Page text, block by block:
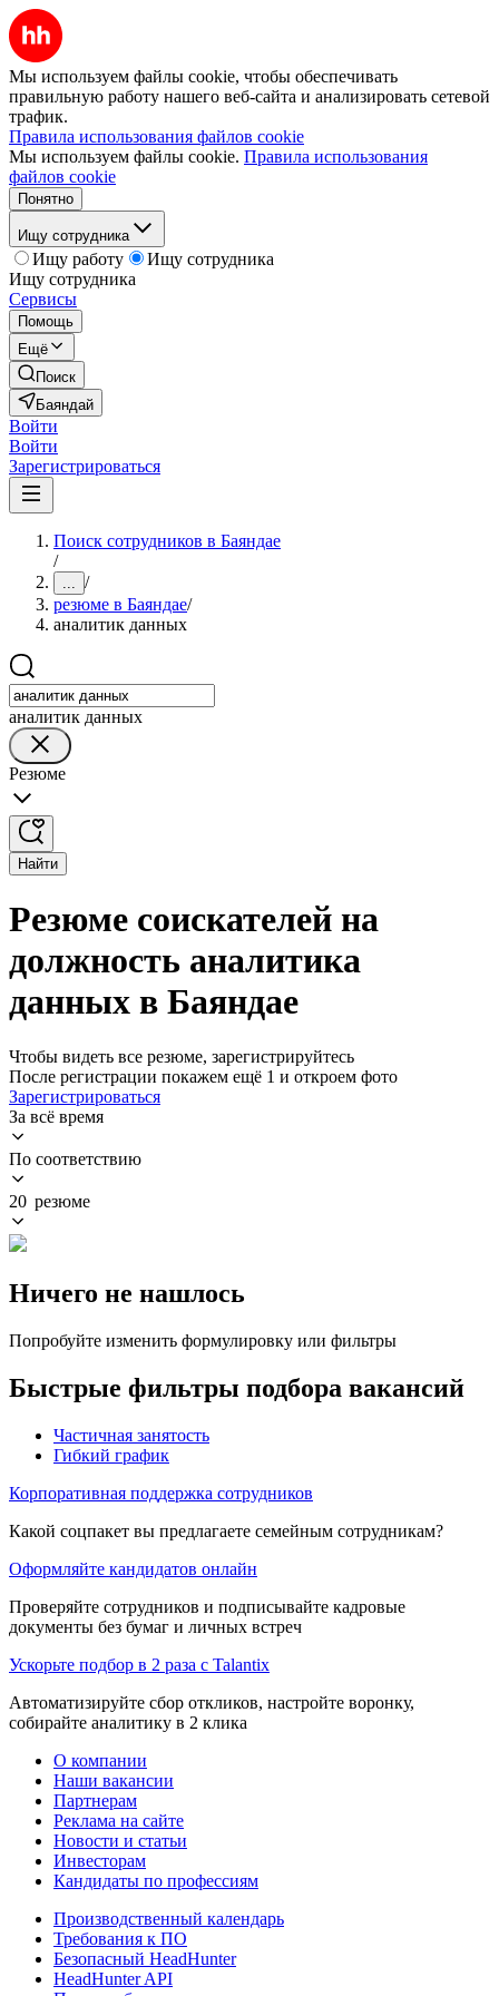
Мы используем файлы cookie, чтобы обеспечивать
правильную работу нашего веб-сайта и анализировать сетевой
трафик.
Правила использования файлов cookie
Мы используем файлы cookie. Правила использования
файлов cookie
Понятно
Ищу сотрудника
Ищу работу
Ищу сотрудника
Ищу сотрудника
Сервисы
Помощь
Ещё
Поиск
Баяндай
Войти
Войти
Зарегистрироваться
Поиск сотрудников в Баяндае
/
... /
резюме в Баяндае/
аналитик данных
аналитик данных
Резюме
Найти
Резюме соискателей на
должность аналитика
данных в Баяндае
Чтобы видеть все резюме, зарегистрируйтесь
После регистрации покажем ещё 1 и откроем фото
Зарегистрироваться
За всё время
По соответствию
20 резюме
Ничего не нашлось
Попробуйте изменить формулировку или фильтры
Быстрые фильтры подбора вакансий
Частичная занятость
Гибкий график
Корпоративная поддержка сотрудников
Какой соцпакет вы предлагаете семейным сотрудникам?
Оформляйте кандидатов онлайн
Проверяйте сотрудников и подписывайте кадровые
документы без бумаг и личных встреч
Ускорьте подбор в 2 раза с Talantix
Автоматизируйте сбор откликов, настройте воронку,
собирайте аналитику в 2 клика
О компании
Наши вакансии
Партнерам
Реклама на сайте
Новости и статьи
Инвесторам
Кандидаты по профессиям
Производственный календарь
Требования к ПО
Безопасный HeadHunter
HeadHunter API